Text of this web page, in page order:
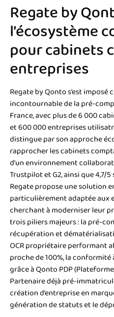
Regate by
l’écosystème
pour cabinets
entreprises
Regate by Qonto s’est imposé
incontournable de la pré-
France, avec plus de 6 000
et 600 000 entreprises
distingue par son approche
rapprocher les cabinets
d’un environnement
Trustpilot et G2, ainsi que 4,7/
Regate propose une solution
particulièrement adaptée aux
cherchant à moderniser leur
trois piliers majeurs : la pré-
récupération et
OCR propriétaire performant
proche de 100%, la
grâce à Qonto PDP
Partenaire déjà pré-
création d’entreprise en
génération de statuts et le